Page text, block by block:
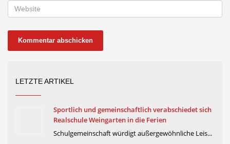
LETZTE ARTIKEL
Sportlich und gemeinschaftlich verabschiedet sich
Realschule Weingarten in die Ferien
Schulgemeinschaft würdigt außergewöhnliche Leis...